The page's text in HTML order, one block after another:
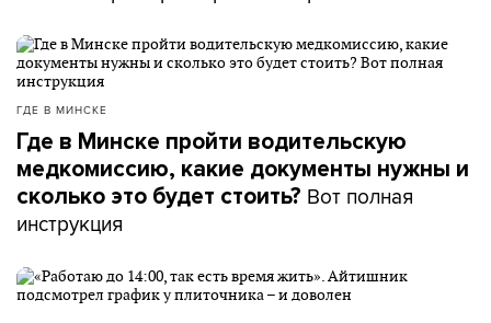
ГДЕ В МИНСКЕ
Где в Минске пройти водительскую
медкомиссию, какие документы нужны и
сколько это будет стоить? Вот полная
инструкция